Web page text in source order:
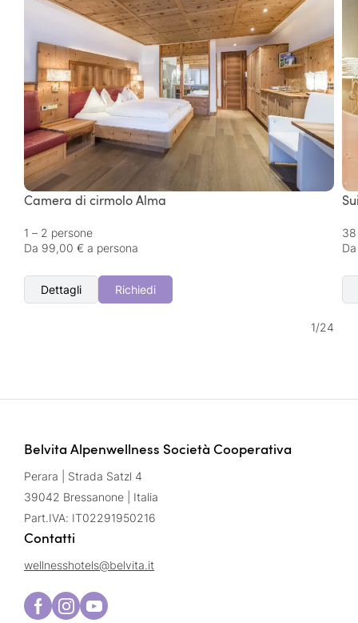
Camera di cirmolo Alma
1 – 2 persone
Da 99,00 € a persona
Dettagli Richiedi
38
1/24
Belvita Alpenwellness Società Cooperativa
Perara | Strada Satzl 4
39042 Bressanone | Italia
Part.IVA: IT02291950216
Contatti
wellnesshotels@belvita.it